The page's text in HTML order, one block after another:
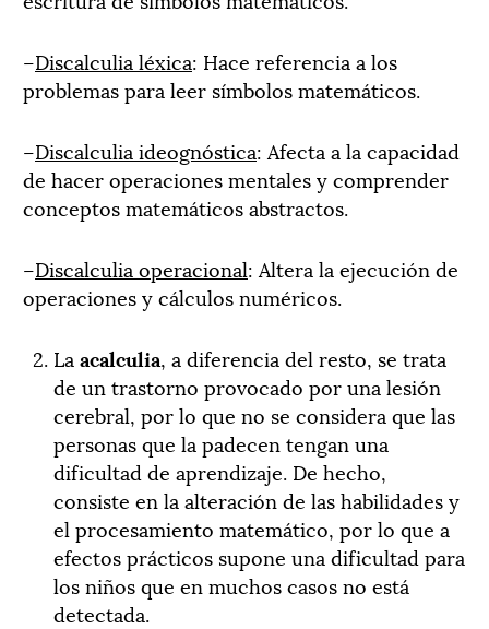
–Discalculia léxica: Hace referencia a los
problemas para leer símbolos matemáticos.
–Discalculia ideognóstica: Afecta a la capacidad
de hacer operaciones mentales y comprender
conceptos matemáticos abstractos.
–Discalculia operacional: Altera la ejecución de
operaciones y cálculos numéricos.
La acalculia, a diferencia del resto, se trata
de un trastorno provocado por una lesión
cerebral, por lo que no se considera que las
personas que la padecen tengan una
dificultad de aprendizaje. De hecho,
consiste en la alteración de las habilidades y
el procesamiento matemático, por lo que a
efectos prácticos supone una dificultad para
los niños que en muchos casos no está
detectada.